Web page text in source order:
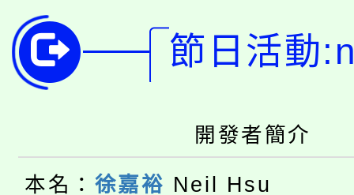
生本土語及新住民語歌
代理(課)教師甄選結果(
公告本校115學年度第
轉知中國文化大學推廣
《TA101》溝通分析基
程，歡迎學生輔導中心
轉知苗栗縣政府辦理
縣市「校園短影音徵選
桃園市115學年度學生
節日活動
開發者簡介
本名： 徐嘉裕 Neil Hsu